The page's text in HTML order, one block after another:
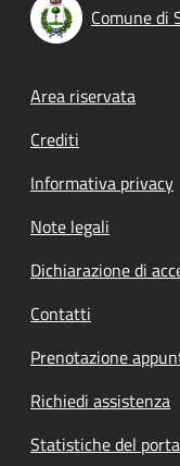
Comune di
Footer
Area riservata
Crediti
Informativa privacy
Note legali
Dichiarazione di
Contatti
Prenotazione
Richiedi assistenza
Statistiche del